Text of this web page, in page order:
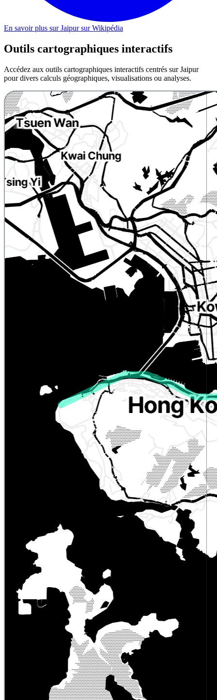
En savoir plus sur Jaipur sur Wikipédia
Outils cartographiques interactifs
Accédez aux outils cartographiques interactifs centrés sur Jaipur
pour divers calculs géographiques, visualisations ou analyses.